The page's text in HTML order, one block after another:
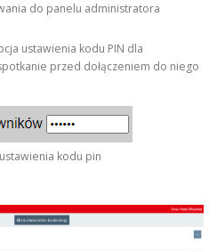
do panelu administratora
ustawienia kodu PIN dla
przed dołączeniem do niego
kodu pin